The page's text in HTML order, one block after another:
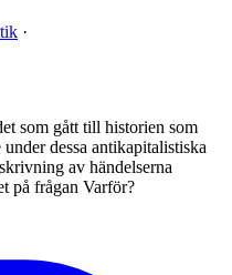
·
som gått till historien som
dessa antikapitalistiska
av händelserna
på frågan Varför?